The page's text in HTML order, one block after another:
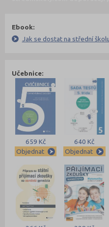
Ebook:
Jak se dostat na střední školu
Učebnice:
659 Kč
Objednat
640 Kč
Objednat